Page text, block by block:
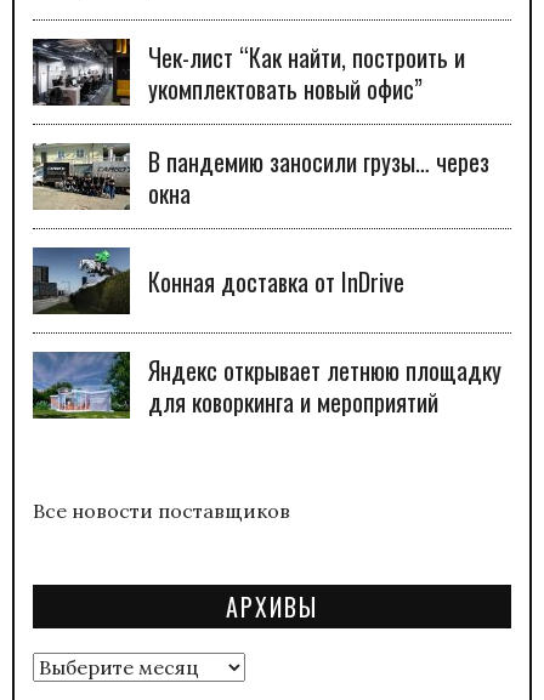
Чек-лист “Как найти, построить и
укомплектовать новый офис”
В пандемию заносили грузы… через
окна
Конная доставка от InDrive
Яндекс открывает летнюю площадку
для коворкинга и мероприятий
Все новости поставщиков
АРХИВЫ
Архивы